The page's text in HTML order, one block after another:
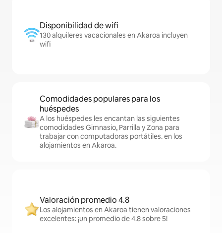
Disponibilidad de wifi
130 alquileres vacacionales en Akaroa incluyen
wifi
Comodidades populares para los
huéspedes
A los huéspedes les encantan las siguientes
comodidades Gimnasio, Parrilla y Zona para
trabajar con computadoras portátiles. en los
alojamientos en Akaroa.
Valoración promedio 4.8
Los alojamientos en Akaroa tienen valoraciones
excelentes: ¡un promedio de 4.8 sobre 5!